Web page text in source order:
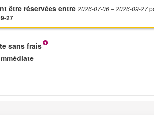
être réservées entre 2026-07-06– 2026-09-27
27
sans frais